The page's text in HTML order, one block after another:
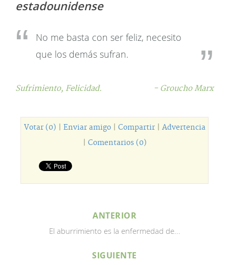
estadounidense
No me basta con ser feliz, necesito
que los demás sufran.
Sufrimiento, Felicidad. - Groucho Marx
Votar (0) Enviar amigo| Compartir| Advertencia
Comentarios (0)
ANTERIOR
El aburrimiento es la enfermedad de...
SIGUIENTE